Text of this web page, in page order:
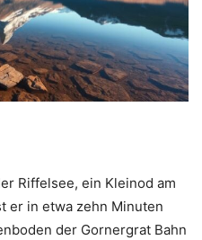
Riffelsee, ein Kleinod am
er in etwa zehn Minuten
der Gornergrat Bahn